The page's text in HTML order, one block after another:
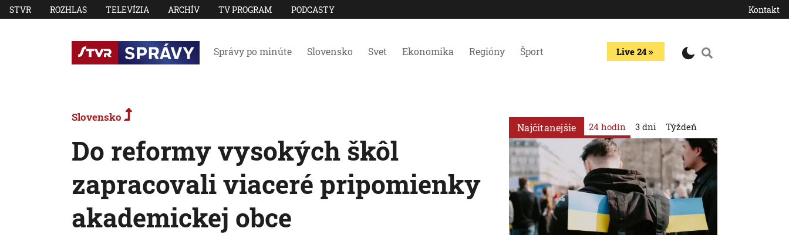
STVR ROZHLAS TELEVÍZIA ARCHÍV TV PROGRAM PODCASTY Kontakt
Správy po minúte Slovensko Svet Ekonomika Regióny Šport Live 24
Slovensko
Do reformy vysokých škôl
zapracovali viaceré pripomienky
akademickej obce
Najčítanejšie 24 hodín 3 dni Týždeň